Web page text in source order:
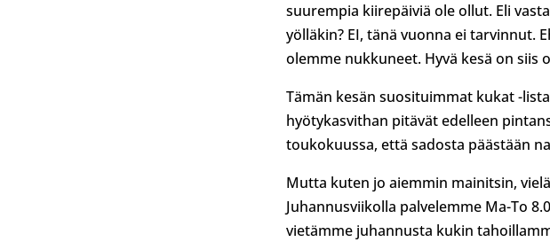
suurempia kiirepäiviä ole ollut. Eli
yölläkin? EI, tänä vuonna ei tarvinnut.
olemme nukkuneet. Hyvä kesä on siis
Tämän kesän suosituimmat kukat -
hyötykasvithan pitävät edelleen
toukokuussa, että sadosta päästään
Mutta kuten jo aiemmin mainitsin,
Juhannusviikolla palvelemme Ma-To
vietämme juhannusta kukin